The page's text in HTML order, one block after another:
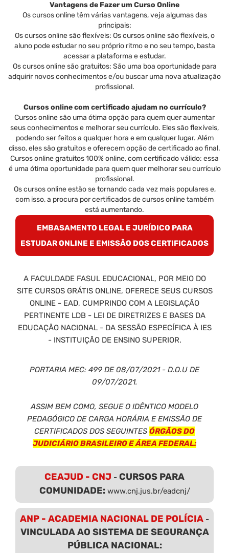
Vantagens de Fazer um Curso Online
Os cursos online têm várias vantagens, veja algumas das
principais:
Os cursos online são flexíveis: Os cursos online são flexíveis, o
aluno pode estudar no seu próprio ritmo e no seu tempo, basta
acessar a plataforma e estudar.
Os cursos online são gratuitos: São uma boa oportunidade para
adquirir novos conhecimentos e/ou buscar uma nova atualização
profissional.
Cursos online com certificado ajudam no currículo?
Cursos online são uma ótima opção para quem quer aumentar
seus conhecimentos e melhorar seu currículo. Eles são flexíveis,
podendo ser feitos a qualquer hora e em qualquer lugar. Além
disso, eles são gratuitos e oferecem opção de certificado ao final.
Cursos online gratuitos 100% online, com certificado válido: essa
é uma ótima oportunidade para quem quer melhorar seu currículo
profissional.
Os cursos online estão se tornando cada vez mais populares e,
com isso, a procura por certificados de cursos online também
está aumentando.
EMBASAMENTO LEGAL E JURÍDICO PARA
ESTUDAR ONLINE E EMISSÃO DOS CERTIFICADOS
A FACULDADE FASUL EDUCACIONAL, POR MEIO DO
SITE CURSOS GRÁTIS ONLINE, OFERECE SEUS CURSOS
ONLINE - EAD, CUMPRINDO COM A LEGISLAÇÃO
PERTINENTE LDB - LEI DE DIRETRIZES E BASES DA
EDUCAÇÃO NACIONAL - DA SESSÃO ESPECÍFICA À IES
- INSTITUIÇÃO DE ENSINO SUPERIOR.
PORTARIA MEC: 499 DE 08/07/2021 - D.O.U DE
09/07/2021.
ASSIM BEM COMO, SEGUE O IDÊNTICO MODELO
PEDAGÓGICO DE CARGA HORÁRIA E EMISSÃO DE
CERTIFICADOS DOS SEGUINTES ÓRGÃOS DO
JUDICIÁRIO BRASILEIRO E ÁREA FEDERAL:
CEAJUD - CNJ - CURSOS PARA
COMUNIDADE: www.cnj.jus.br/eadcnj/
ANP - ACADEMIA NACIONAL DE POLÍCIA -
VINCULADA AO SISTEMA DE SEGURANÇA
PÚBLICA NACIONAL: